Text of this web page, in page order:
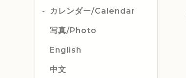
カレンダー/Calendar
写真/Photo
English
中文